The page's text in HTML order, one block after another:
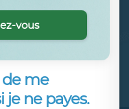
de me
je ne payes.
vous